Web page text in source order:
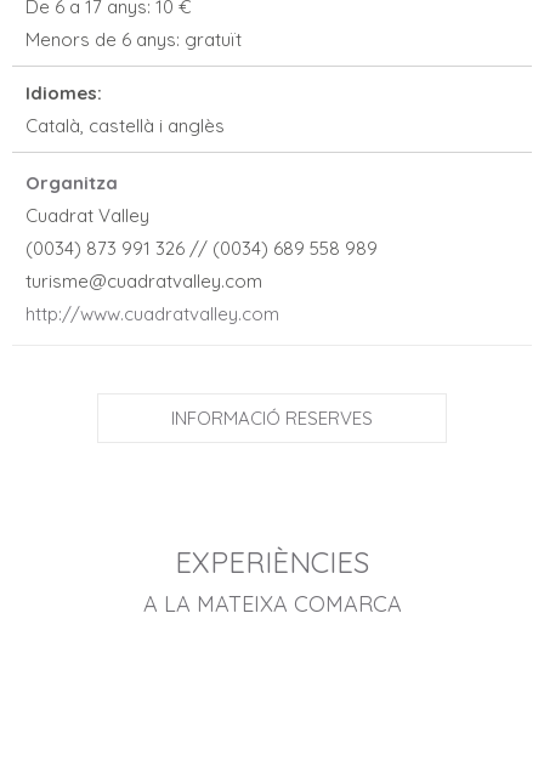
De 6 a 17 anys: 10 €
Menors de 6 anys: gratuït
Idiomes:
Català, castellà i anglès
Organitza
Cuadrat Valley
(0034) 873 991 326 // (0034) 689 558 989
turisme@cuadratvalley.com
http://www.cuadratvalley.com
INFORMACIÓ RESERVES
EXPERIÈNCIES
A LA MATEIXA COMARCA